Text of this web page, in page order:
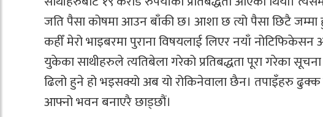
जति पैसा कोषमा आउन बाँकी छ। आशा छ त्यो पैसा छिटै
कहीँ मेरो भाइबरमा पुराना विषयलाई लिएर नयाँ
युकेका साथीहरुले त्यतिबेला गरेको प्रतिबद्धता पूरा गरेका
ढिलो हुने हो भइसक्यो अब यो रोकिनेवाला छैन। तपाइँहरु ढुक्क
आफ्नो भवन बनाएरै छाड्छौं।